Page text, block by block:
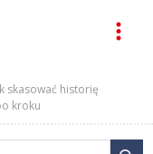
skasować historię
kroku